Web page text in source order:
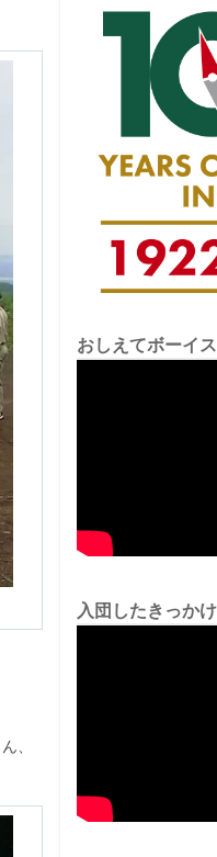
、
おしえてボーイ
入団したきっか